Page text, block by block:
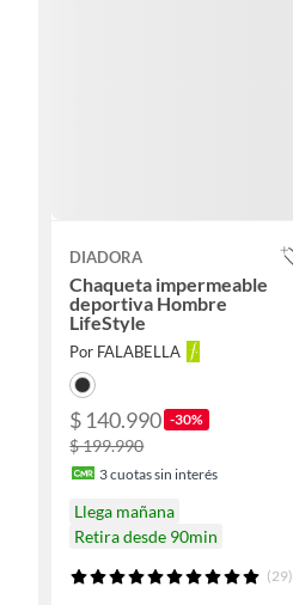
DIADORA
Chaqueta impermeable
deportiva Hombre
LifeStyle
Por FALABELLA
$ 140.990 -30%
$ 199.990
3cuotas sin interés
Llega mañana
Retira desde 90min
(29)